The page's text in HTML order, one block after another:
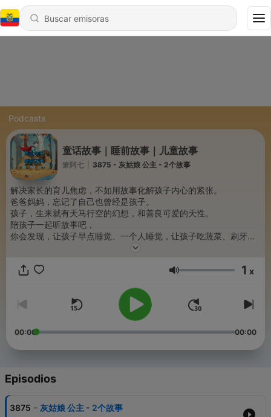
Podcasts
童话故事｜睡前故事｜儿童故事
箫阿七 3875 - 灰姑娘 公主 - 2个故事
解决家长的育儿焦虑，不如用故事化解孩子内心的紧张。
爸爸妈妈，忘记了自己也曾经是孩子。
孩子，生来就有天马行空的幻想，和善良可爱的天性。
陪孩子一起听故事吧，
你会发现，让孩子早点睡觉、一个人睡觉，让孩子吃蔬菜、刷牙、
洗澡，让孩子少看电视、玩游戏，没有那么难。
伴你的小天使。你也可以，睡个好觉。
Volumen 1 x
00:00 00:00
Episodios
3875 - 灰姑娘 公主 - 2个故事